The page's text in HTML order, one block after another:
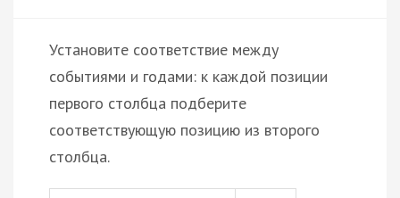
Установите соответствие между
событиями и годами: к каждой позиции
первого столбца подберите
соответствующую позицию из второго
столбца.